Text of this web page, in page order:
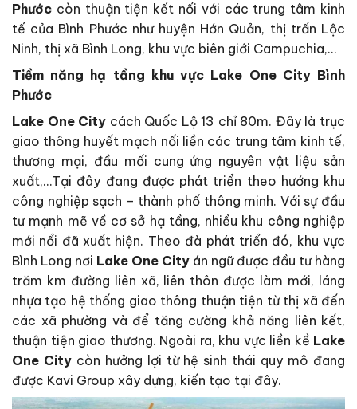
Phước còn thuận tiện kết nối với các trung tâm kinh
tế của Bình Phước như huyện Hớn Quản, thị trấn Lộc
Ninh, thị xã Bình Long, khu vực biên giới Campuchia,…
Tiềm năng hạ tầng khu vực Lake One City Bình
Phước
Lake One City cách Quốc Lộ 13 chỉ 80m. Đây là trục
giao thông huyết mạch nối liền các trung tâm kinh tế,
thương mại, đầu mối cung ứng nguyên vật liệu sản
xuất,…Tại đây đang được phát triển theo hướng khu
công nghiệp sạch – thành phố thông minh. Với sự đầu
tư mạnh mẽ về cơ sở hạ tầng, nhiều khu công nghiệp
mới nổi đã xuất hiện. Theo đà phát triển đó, khu vực
Bình Long nơi Lake One City án ngữ được đầu tư hàng
trăm km đường liên xã, liên thôn được làm mới, láng
nhựa tạo hệ thống giao thông thuận tiện từ thị xã đến
các xã phường và để tăng cường khả năng liên kết,
thuận tiện giao thương. Ngoài ra, khu vực liền kề Lake
One Citycòn hưởng lợi từ hệ sinh thái quy mô đang
được Kavi Group xây dựng, kiến tạo tại đây.